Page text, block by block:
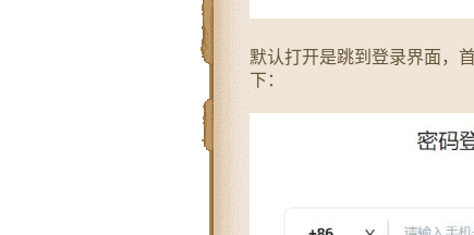
默认打开是跳到登录界面，
下：